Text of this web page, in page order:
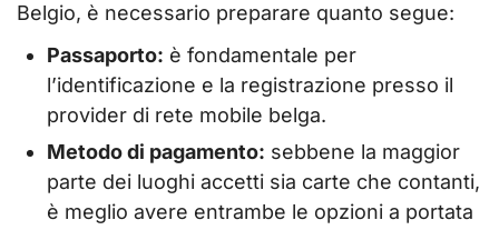
Belgio, è necessario preparare quanto segue:
Passaporto: è fondamentale per
l’identificazione e la registrazione presso il
provider di rete mobile belga.
Metodo di pagamento: sebbene la maggior
parte dei luoghi accetti sia carte che contanti,
è meglio avere entrambe le opzioni a portata